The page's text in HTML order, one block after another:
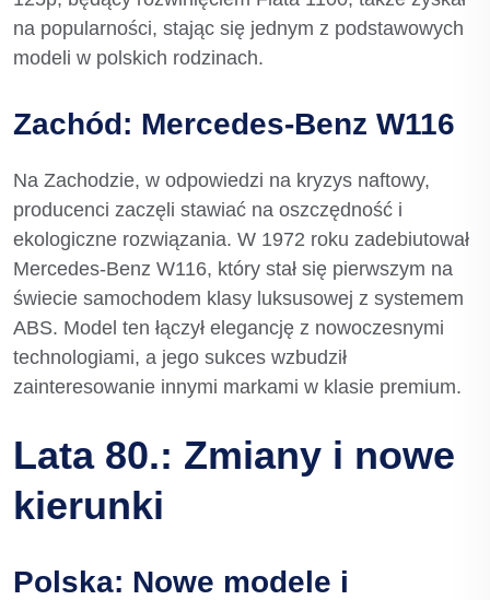
na popularności, stając się jednym z podstawowych
modeli w polskich rodzinach.
Zachód: Mercedes-Benz W116
Na Zachodzie, w odpowiedzi na kryzys naftowy,
producenci zaczęli stawiać na oszczędność i
ekologiczne rozwiązania. W 1972 roku zadebiutował
Mercedes-Benz W116, który stał się pierwszym na
świecie samochodem klasy luksusowej z systemem
ABS. Model ten łączył elegancję z nowoczesnymi
technologiami, a jego sukces wzbudził
zainteresowanie innymi markami w klasie premium.
Lata 80.: Zmiany i nowe
kierunki
Polska: Nowe modele i